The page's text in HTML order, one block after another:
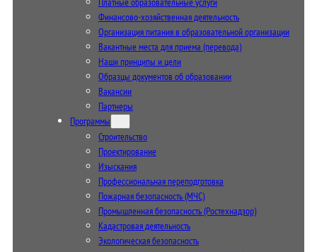
Финансово-хозяйственная деятельность
Организация питания в образовательной организации
Вакантные места для приема (перевода)
Наши принципы и цели
Образцы документов об образовании
Вакансии
Партнеры
Программы
Строительство
Проектирование
Изыскания
Профессиональная переподготовка
Пожарная безопасность (МЧС)
Промышленная безопасность (Ростехнадзор)
Кадастровая деятельность
Экологическая безопасность